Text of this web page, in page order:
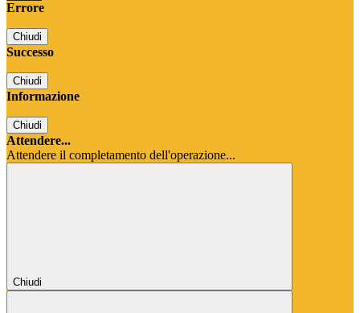
Errore
Chiudi
Successo
Chiudi
Informazione
Chiudi
Attendere...
Attendere il completamento dell'operazione...
Chiudi